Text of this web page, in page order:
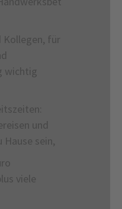
Kollegen, für
wichtig
und
Hause sein,
viele